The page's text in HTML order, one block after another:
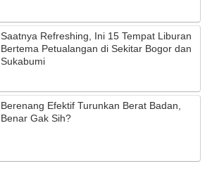
Saatnya Refreshing, Ini 15 Tempat Liburan
Bertema Petualangan di Sekitar Bogor dan
Sukabumi
Berenang Efektif Turunkan Berat Badan,
Benar Gak Sih?